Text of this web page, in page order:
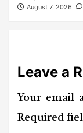
August 7, 2026
Leave a
Your email
Required